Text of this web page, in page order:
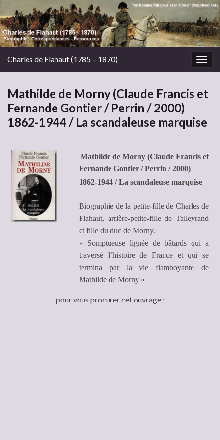
Charles de Flahaut (1785 – 1870)
Mathilde de Morny (Claude Francis et
Fernande Gontier / Perrin / 2000)
1862-1944 / La scandaleuse marquise
Mathilde de Morny (Claude Francis et
Fernande Gontier / Perrin / 2000)
1862-1944 / La scandaleuse marquise
Biographie de la petite-fille de Charles de
Flahaut, arrière-petite-fille de Talleyrand
et fille du duc de Morny.
« Somptueuse lignée de bâtards qui a
traversé l’histoire de France et qui se
termina par la vie flamboyante de
Mathilde de Morny »
pour vous procurer cet ouvrage :